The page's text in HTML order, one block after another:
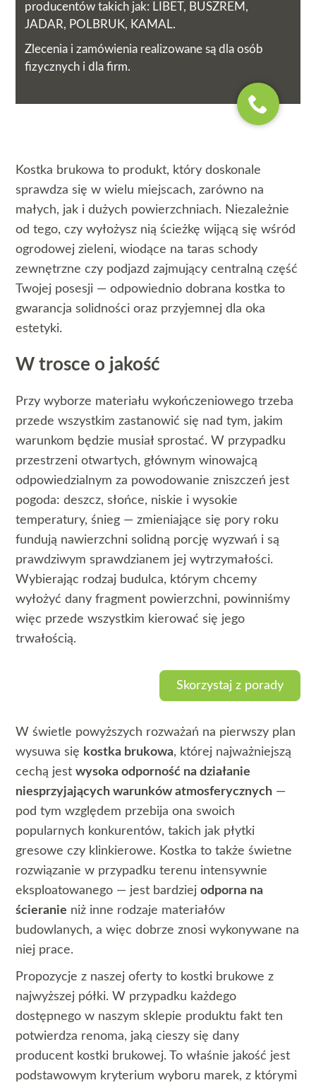
producentów takich jak: LIBET, BUSZREM,
JADAR, POLBRUK, KAMAL.
Zlecenia i zamówienia realizowane są dla osób
fizycznych i dla firm.

Kostka brukowa to produkt, który doskonale
sprawdza się w wielu miejscach, zarówno na
małych, jak i dużych powierzchniach. Niezależnie
od tego, czy wyłożysz nią ścieżkę wijącą się wśród
ogrodowej zieleni, wiodące na taras schody
zewnętrzne czy podjazd zajmujący centralną część
Twojej posesji — odpowiednio dobrana kostka to
gwarancja solidności oraz przyjemnej dla oka
estetyki.
W trosce o jakość
Przy wyborze materiału wykończeniowego trzeba
przede wszystkim zastanowić się nad tym, jakim
warunkom będzie musiał sprostać. W przypadku
przestrzeni otwartych, głównym winowajcą
odpowiedzialnym za powodowanie zniszczeń jest
pogoda: deszcz, słońce, niskie i wysokie
temperatury, śnieg — zmieniające się pory roku
fundują nawierzchni solidną porcję wyzwań i są
prawdziwym sprawdzianem jej wytrzymałości.
Wybierając rodzaj budulca, którym chcemy
wyłożyć dany fragment powierzchni, powinniśmy
więc przede wszystkim kierować się jego
trwałością.
Skorzystaj z porady
W świetle powyższych rozważań na pierwszy plan
wysuwa się kostka brukowa, której najważniejszą
cechą jestwysoka odporność na działanie
niesprzyjających warunków atmosferycznych —
pod tym względem przebija ona swoich
popularnych konkurentów, takich jak płytki
gresowe czy klinkierowe. Kostka to także świetne
rozwiązanie w przypadku terenu intensywnie
eksploatowanego — jest bardziejodporna na
ścieranie niż inne rodzaje materiałów
budowlanych, a więc dobrze znosi wykonywane na
niej prace.
Propozycje z naszej oferty to kostki brukowe z
najwyższej półki. W przypadku każdego
dostępnego w naszym sklepie produktu fakt ten
potwierdza renoma, jaką cieszy się dany
producent kostki brukowej. To właśnie jakość jest
podstawowym kryterium wyboru marek, z którymi